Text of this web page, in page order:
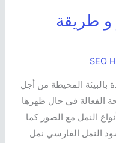
و طريقة
SEO
بالبيئة المحيطة من أجل
الفعالة في حال ظهرها
النمل مع الصور كما
النمل الفارسي نمل